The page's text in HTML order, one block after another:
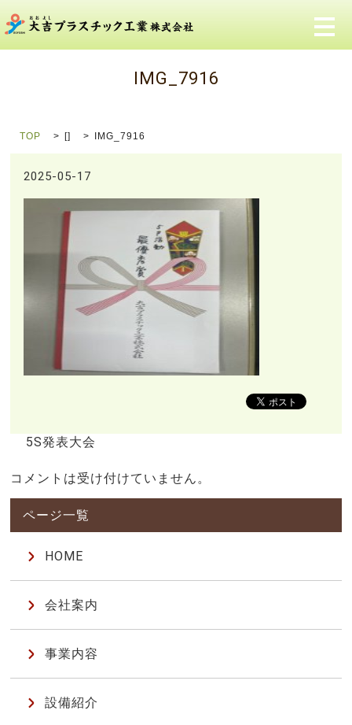
メ
IMG_7916
TOP [] IMG_7916
2025-05-17
5S発表大会
コメントは受け付けていません。
HOME
会社案内
事業内容
設備紹介